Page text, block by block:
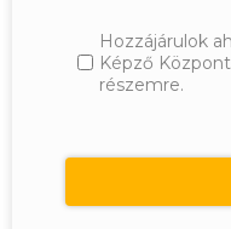
Hozzájárulok
Képző
részemre.